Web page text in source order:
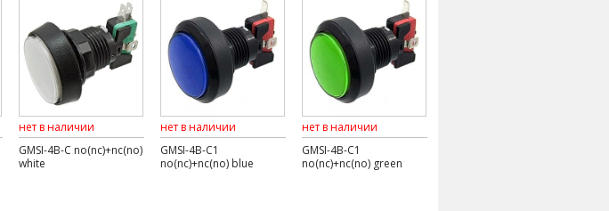
нет в наличии
GMSI-4B-C no(nc)+nc(no)
white
нет в наличии
GMSI-4B-C1
no(nc)+nc(no) blue
нет в наличии
GMSI-4B-C1
no(nc)+nc(no) green